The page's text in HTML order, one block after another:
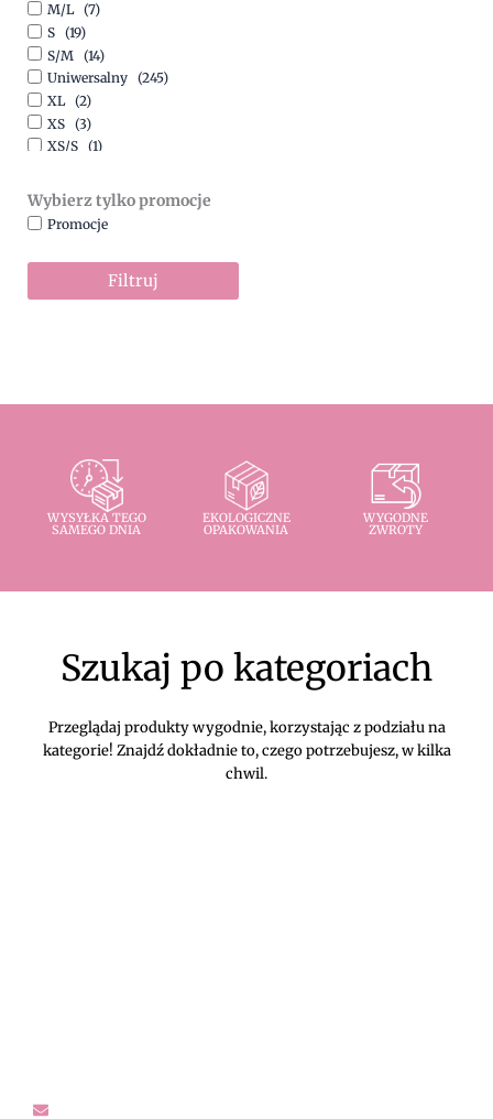
Turkusowy
Zielony
Złoty
(1)
M/L (7)
S (19)
S/M (14)
Uniwersalny (245)
XL (2)
XS (3)
XS/S (1)
Wybierz tylko promocje
Promocje
Filtruj
WYSYŁKA TEGO
SAMEGO DNIA
EKOLOGICZNE
OPAKOWANIA
WYGODNE
ZWROTY
Szukaj po kategoriach
Przeglądaj produkty wygodnie, korzystając z podziału na
kategorie! Znajdź dokładnie to, czego potrzebujesz, w kilka
chwil.